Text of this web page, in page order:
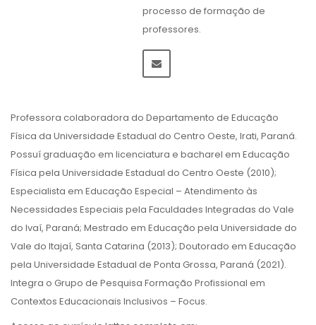
processo de formação de
professores.
Professora colaboradora do Departamento de Educação
Física da Universidade Estadual do Centro Oeste, Irati, Paraná.
Possuí graduação em licenciatura e bacharel em Educação
Física pela Universidade Estadual do Centro Oeste (2010);
Especialista em Educação Especial – Atendimento às
Necessidades Especiais pela Faculdades Integradas do Vale
do Ivaí, Paraná; Mestrado em Educação pela Universidade do
Vale do Itajaí, Santa Catarina (2013); Doutorado em Educação
pela Universidade Estadual de Ponta Grossa, Paraná (2021).
Integra o Grupo de Pesquisa Formação Profissional em
Contextos Educacionais Inclusivos – Focus.